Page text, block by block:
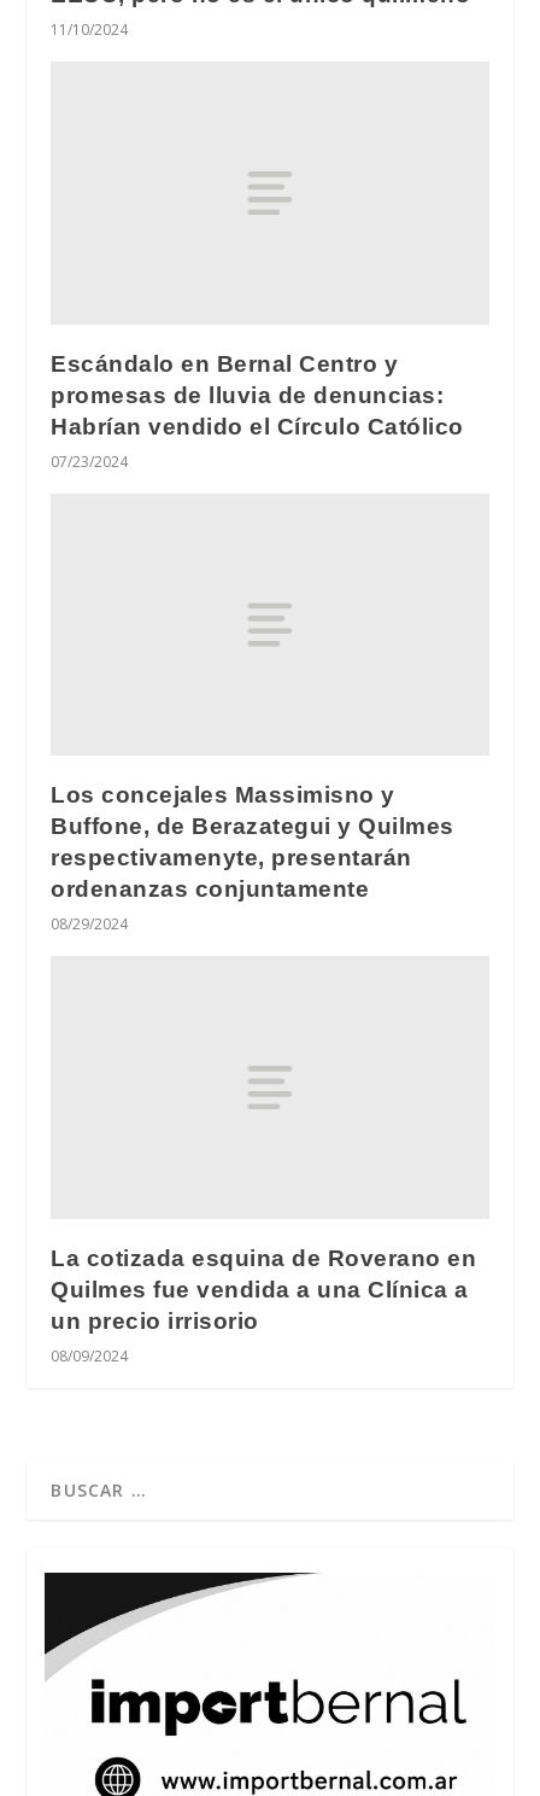
11/10/2024
Escándalo en Bernal Centro y
promesas de lluvia de denuncias:
Habrían vendido el Círculo Católico
07/23/2024
Los concejales Massimisno y
Buffone, de Berazategui y Quilmes
respectivamenyte, presentarán
ordenanzas conjuntamente
08/29/2024
La cotizada esquina de Roverano en
Quilmes fue vendida a una Clínica a
un precio irrisorio
08/09/2024